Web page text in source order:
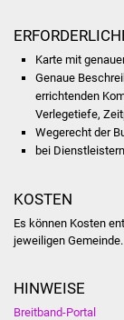
Karte mit
Genaue
errichtenden
Verlegetiefe,
Wegerecht der
bei
KOSTEN
Es können Kosten
jeweiligen Gemeinde.
HINWEISE
Breitband-Portal